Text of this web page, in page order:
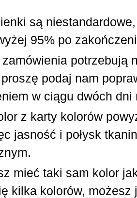
są
95% po
potrzebują
podaj nam
w ciągu dwóch dni
z karty kolorów
jasność i połysk
mieć taki sam kolor
kilka kolorów,